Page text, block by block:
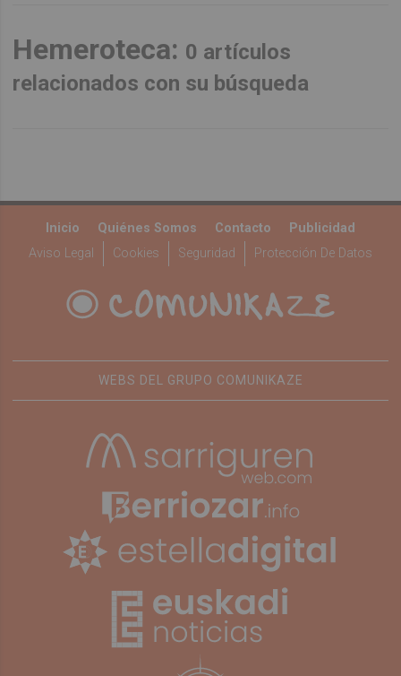
Hemeroteca: 0 artículos
relacionados con su búsqueda
Inicio Quiénes Somos Contacto
Publicidad
Aviso Legal
Cookies Seguridad Protección De Datos
WEBS DEL GRUPO COMUNIKAZE